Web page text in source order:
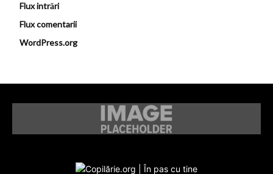
Flux intrări
Flux comentarii
WordPress.org